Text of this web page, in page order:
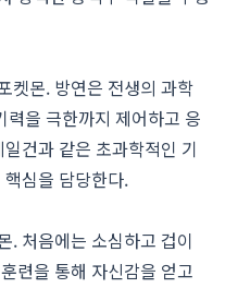
켓몬. 방연은 전생의 과학
을 극한까지 제어하고 응
건과 같은 초과학적인 기
심을 담당한다.
. 처음에는 소심하고 겁이
련을 통해 자신감을 얻고